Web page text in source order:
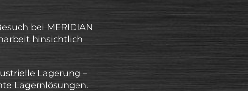
bei MERIDIAN
hinsichtlich
Lagerung –
Lagernlösungen.